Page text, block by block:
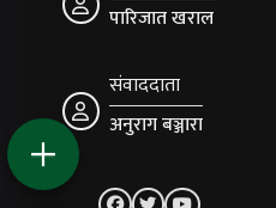
पारिजात खराल
संवाददाता
अनुराग बञ्जारा